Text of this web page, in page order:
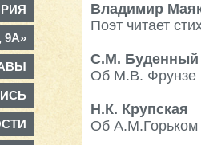
9А»
Владимир
Поэт читает
С.М. Буденный
Об М.В. Фрунзе
Н.К. Крупская
Об А.М.Горьком